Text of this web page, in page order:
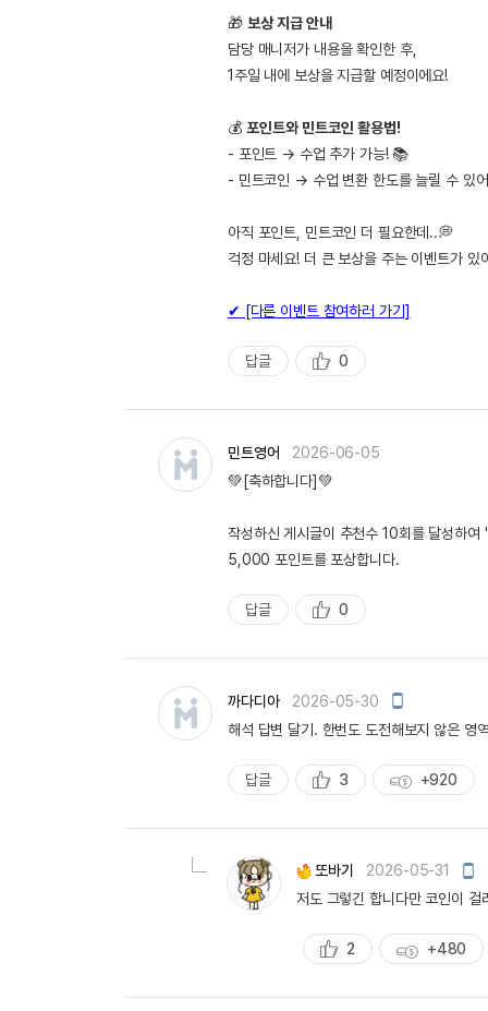
🎁 보상 지급 안내
담당 매니저가 내용을 확인한 후,
1주일 내에 보상을 지급할 예정이에요!
💰 포인트와 민트코인 활용법!
- 포인트 → 수업 추가 가능! 📚
- 민트코인 → 수업 변환 한도를 늘릴 수 있
아직 포인트, 민트코인 더 필요한데..💭
걱정 마세요! 더 큰 보상을 주는 이벤트가 있
✔ [다른 이벤트 참여하러 가기]
답글
추
천
0
민트영어
2026-06-05
💚[축하합니다]💚
작성하신 게시글이 추천수 10회를 달성하
5,000 포인트를 포상합니다.
답글
추
천
0
까다디아 2026-05-30
모
일
성
해석 답변 달기. 한번도 도전해보지 않은 영
답글
추
3
획
+920
또바기 2026-05-31
모
일
성
저도 그렇긴 합니다만 코인이
추
천
2
획
득
+480